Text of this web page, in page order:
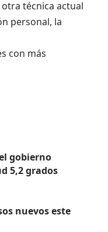
técnica actual
personal, la
con más
gobierno
5,2 grados
nuevos este